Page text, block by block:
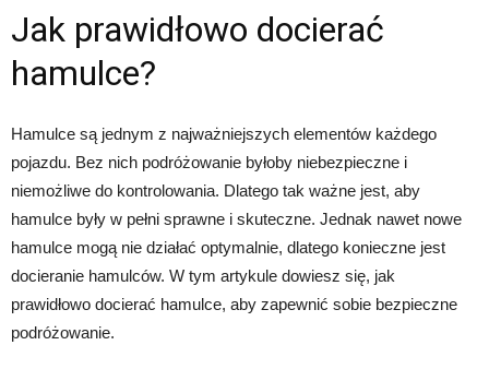
Jak prawidłowo docierać
hamulce?
Hamulce są jednym z najważniejszych elementów każdego
pojazdu. Bez nich podróżowanie byłoby niebezpieczne i
niemożliwe do kontrolowania. Dlatego tak ważne jest, aby
hamulce były w pełni sprawne i skuteczne. Jednak nawet nowe
hamulce mogą nie działać optymalnie, dlatego konieczne jest
docieranie hamulców. W tym artykule dowiesz się, jak
prawidłowo docierać hamulce, aby zapewnić sobie bezpieczne
podróżowanie.